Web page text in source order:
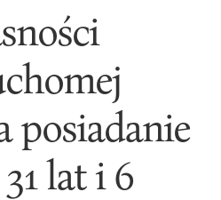
posiadanie
lat i 6